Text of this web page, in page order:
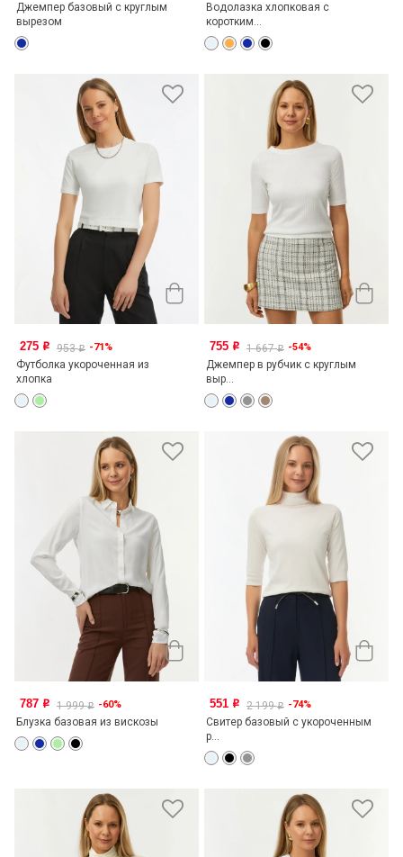
Джемпер базовый с круглым
вырезом
Водолазка хлопковая с
коротким...
275 o 953o -71%
Футболка укороченная из
хлопка
755 o 1 667o -54%
Джемпер в рубчик с круглым
выр...
787 o 1 999o -60%
Блузка базовая из вискозы
551 o 2 199o -74%
Свитер базовый с укороченным
р...